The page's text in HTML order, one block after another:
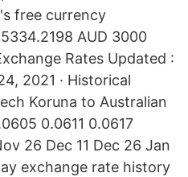
free currency
AUD 3000
Rates Updated :
2021 · Historical
Koruna to Australian
0.0611 0.0617
26 Dec 11 Dec 26 Jan
exchange rate history